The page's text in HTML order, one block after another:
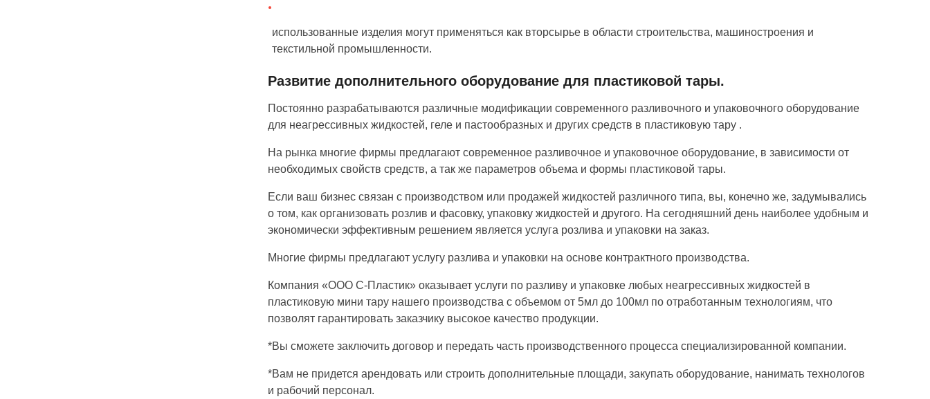
использованные изделия могут применяться как вторсырье в области строительства, машиностроения и
текстильной промышленности.
Развитие дополнительного оборудование для пластиковой тары.
Постоянно разрабатываются различные модификации современного разливочного и упаковочного оборудование
для неагрессивных жидкостей, геле и пастообразных и других средств в пластиковую тару .
На рынка многие фирмы предлагают современное разливочное и упаковочное оборудование, в зависимости от
необходимых свойств средств, а так же параметров объема и формы пластиковой тары.
Если ваш бизнес связан с производством или продажей жидкостей различного типа, вы, конечно же, задумывались
о том, как организовать розлив и фасовку, упаковку жидкостей и другого. На сегодняшний день наиболее удобным и
экономически эффективным решением является услуга розлива и упаковки на заказ.
Многие фирмы предлагают услугу разлива и упаковки на основе контрактного производства.
Компания «ООО С-Пластик» оказывает услуги по разливу и упаковке любых неагрессивных жидкостей в
пластиковую мини тару нашего производства с объемом от 5мл до 100мл по отработанным технологиям, что
позволят гарантировать заказчику высокое качество продукции.
*Вы сможете заключить договор и передать часть производственного процесса специализированной компании.
*Вам не придется арендовать или строить дополнительные площади, закупать оборудование, нанимать технологов
и рабочий персонал.